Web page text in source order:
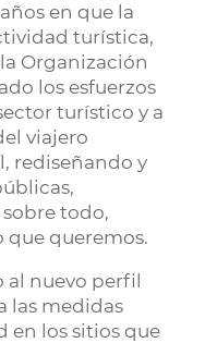
en que la
turística,
Organización
los esfuerzos
turístico y a
viajero
rediseñando y
todo,
queremos.
al nuevo perfil
las medidas
en los sitios que